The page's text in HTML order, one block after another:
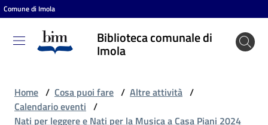
Vai al contenuto
Vai alla navigazione
Vai al footer
Comune di Imola
Biblioteca comunale di
Imola
Biblioteca
comunale
Home / Cosa puoi fare / Altre attività /
Calendario eventi /
Nati per leggere e Nati per la Musica a Casa Piani 2024